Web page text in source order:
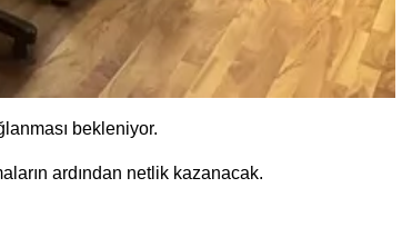
bekleniyor.
ardından netlik kazanacak.